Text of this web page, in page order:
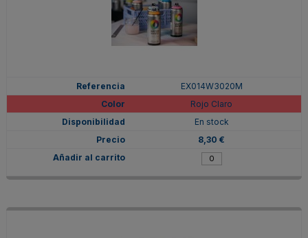
EX014W3020M
Rojo Claro
En stock
8,30 €